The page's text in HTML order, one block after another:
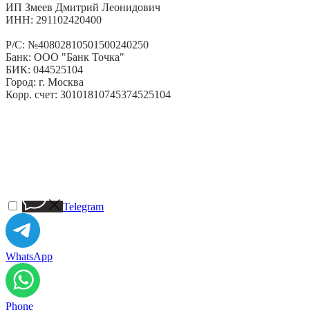
ИП Змеев Дмитрий Леонидович
ИНН: 291102420400
Р/С: №40802810501500240250
Банк: ООО "Банк Точка"
БИК: 044525104
Город: г. Москва
Корр. счет: 30101810745374525104
Telegram
WhatsApp
Phone